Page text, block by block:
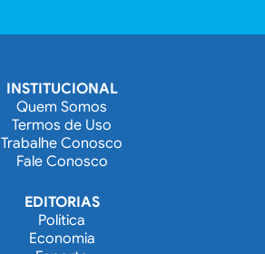
INSTITUCIONAL
Quem Somos
Termos de Uso
Trabalhe Conosco
Fale Conosco
EDITORIAS
Política
Economia